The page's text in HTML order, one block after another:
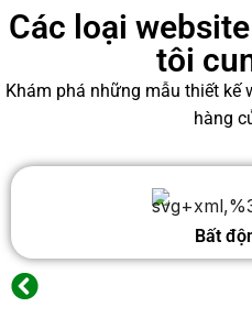
Các loại
tôi
Khám phá những mẫu thiết kế
hàng
Bất